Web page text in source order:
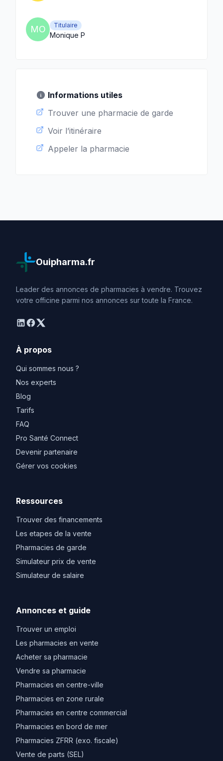
MO Titulaire
Monique P
Informations utiles
Trouver une pharmacie de garde
Voir l’itinéraire
Appeler la pharmacie
Ouipharma.fr
Leader des annonces de pharmacies à vendre. Trouvez
votre officine parmi nos annonces sur toute la France.
linkedin
facebook
twitter
À propos
Qui sommes nous ?
Nos experts
Blog
Tarifs
FAQ
Pro Santé Connect
Devenir partenaire
Gérer vos cookies
Ressources
Trouver des financements
Les etapes de la vente
Pharmacies de garde
Simulateur prix de vente
Simulateur de salaire
Annonces et guide
Trouver un emploi
Les pharmacies en vente
Acheter sa pharmacie
Vendre sa pharmacie
Pharmacies en centre-ville
Pharmacies en zone rurale
Pharmacies en centre commercial
Pharmacies en bord de mer
Pharmacies ZFRR (exo. fiscale)
Vente de parts (SEL)